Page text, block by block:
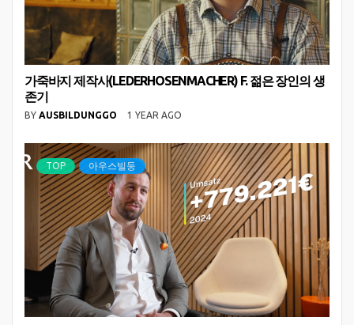
가죽바지 제작사(LEDERHOSENMACHER) F. 젊은 장인의 생
존기
BY AUSBILDUNGGO 1 YEAR AGO
TOP 아우스빌둥